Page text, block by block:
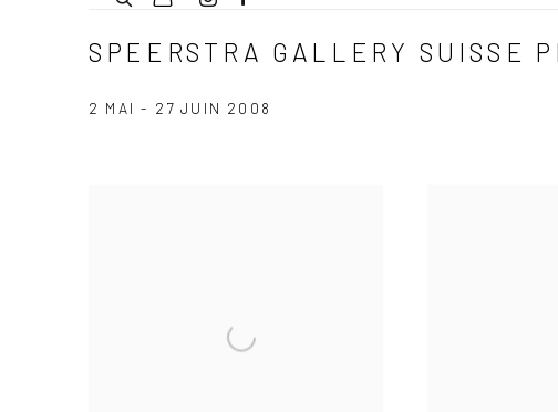
SPEERSTRA GALLERY SUISSE
2 MAI - 27 JUIN 2008